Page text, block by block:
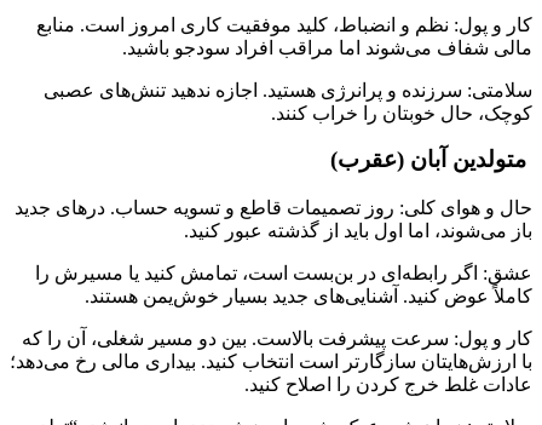
کار و پول: نظم و انضباط، کلید موفقیت کاری امروز است. منابع
مالی شفاف می‌شوند اما مراقب افراد سودجو باشید.
سلامتی: سرزنده و پرانرژی هستید. اجازه ندهید تنش‌های عصبی
کوچک، حال خوبتان را خراب کنند.
متولدین آبان (عقرب)
حال و هوای کلی: روز تصمیمات قاطع و تسویه حساب. درهای جدید
باز می‌شوند، اما اول باید از گذشته عبور کنید.
عشق: اگر رابطه‌ای در بن‌بست است، تمامش کنید یا مسیرش را
کاملاً عوض کنید. آشنایی‌های جدید بسیار خوش‌یمن هستند.
کار و پول: سرعت پیشرفت بالاست. بین دو مسیر شغلی، آن را که
با ارزش‌هایتان سازگارتر است انتخاب کنید. بیداری مالی رخ می‌دهد؛
عادات غلط خرج کردن را اصلاح کنید.